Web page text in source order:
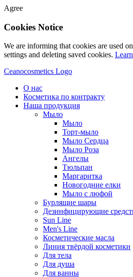
Agree
Cookies Notice
We are informing that cookies are used
settings and deleting saved cookies.
Ceanocosmetics Logo
О нас
Косметика по контракту
Наша продукция
Мыло
Мыло
Торт-мыло
Мыло Сердца
Мыло Роза
Aнгелы
Tюльпан
Mаргаритка
Новогодние елки
Мыло с люфой
Бурлящие шары
Дезинфицирующие
Sun Line
Men's Line
Косметические масла
Линия твёрдой косметики
Для тела
Для душа
Для ванны